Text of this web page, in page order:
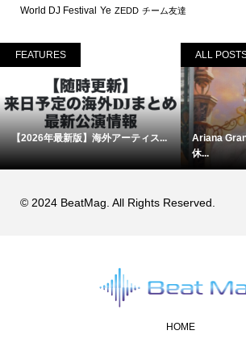
World DJ Festival
Ye ZEDD チーム友達
FEATURES
【2026年最新版】海外アーティス...
ALL
Ariana
休...
© 2024 BeatMag. All Rights Reserved.
HOME